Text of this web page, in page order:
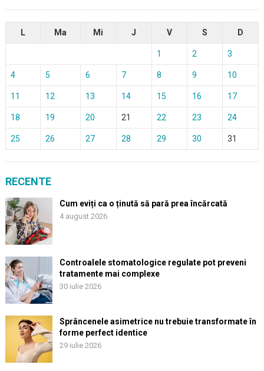
L Ma Mi J V S D
1 2 3
4 5 6 7 8 9 10
11 12 13 14 15 16 17
18 19 20 21 22 23 24
25 26 27 28 29 30 31
RECENTE
Cum eviți ca o ținută să pară prea încărcată
4 august 2026
Controalele stomatologice regulate pot preveni
tratamente mai complexe
30 iulie 2026
Sprâncenele asimetrice nu trebuie transformate în
forme perfect identice
29 iulie 2026